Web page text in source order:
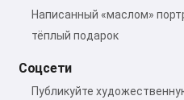
Написанный «маслом»
тёплый подарок
Соцсети
Публикуйте